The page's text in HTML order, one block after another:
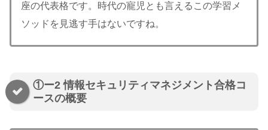
座の代表格です。時代の寵児とも言えるこの学習メ
ソッドを見逃す手はないですね。
①ー2 情報セキュリティマネジメント合格コ
ースの概要